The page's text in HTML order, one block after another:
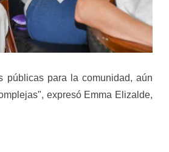
públicas para la comunidad, aún
expresó Emma Elizalde,